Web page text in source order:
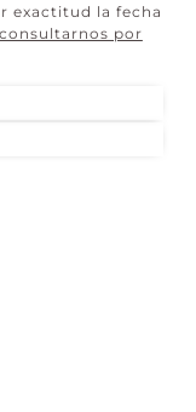
exactitud la fecha
por